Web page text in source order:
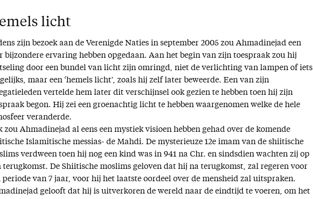
licht
zijn bezoek aan de Verenigde Naties in september 2005 zou Ahmadinejad een
bijzondere ervaring hebben opgedaan. Aan het begin van zijn toespraak zou hij
door een bundel van licht zijn omringd, niet de verlichting van lampen of iets
maar een ‘hemels licht’, zoals hij zelf later beweerde. Een van zijn
vertelde hem later dit verschijnsel ook gezien te hebben toen hij zijn
begon. Hij zei een groenachtig licht te hebben waargenomen welke de hele
veranderde.
zou Ahmadinejad al eens een mystiek visioen hebben gehad over de komende
Islamitische messias- de Mahdi. De mysterieuze 12e imam van de shiitische
verdween toen hij nog een kind was in 941 na Chr. en sindsdien wachten zij op
terugkomst. De Shiitische moslims geloven dat hij na terugkomst, zal regeren voor
periode van 7 jaar, voor hij het laatste oordeel over de mensheid zal uitspraken.
gelooft dat hij is uitverkoren de wereld naar de eindtijd te voeren, om het